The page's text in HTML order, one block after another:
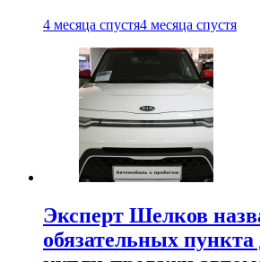
4 месяца спустя4 месяца спустя
Эксперт Шелков
обязательных пункта